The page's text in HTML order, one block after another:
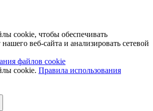
cookie, чтобы обеспечивать
веб-сайта и анализировать сетевой
файлов cookie
cookie. Правила использования